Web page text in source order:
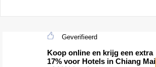
Geverifieerd
Koop online en krijg een extra
17% voor Hotels in Chiang Mai